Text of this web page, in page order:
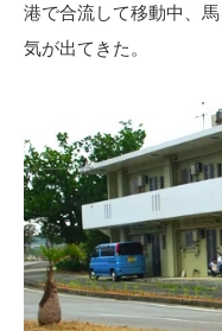
港で合流して移動中、
気が出てきた。